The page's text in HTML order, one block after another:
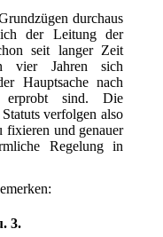
durchaus
der Leitung der
seit langer Zeit
vier Jahren sich
Hauptsache nach
erprobt sind. Die
verfolgen also
und genauer
Regelung in
3.